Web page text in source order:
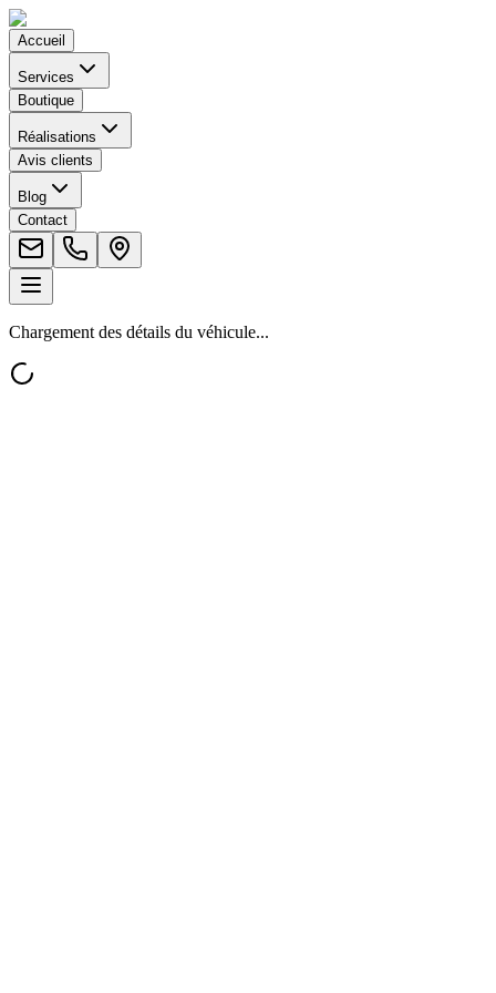
Accueil
Services
Boutique
Réalisations
Avis clients
Blog
Contact
Chargement des détails du véhicule...